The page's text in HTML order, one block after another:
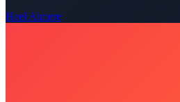
Heel Almere